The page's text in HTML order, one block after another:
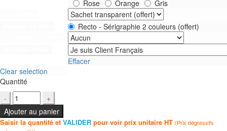
Rose
Orange Gris
Recto - Sérigraphie 2 couleurs (offert)
Effacer
Clear selection
Quantité
Ajouter au panier
Saisir la quantité et VALIDER pour voir prix unitaire HT (Prix dégressifs